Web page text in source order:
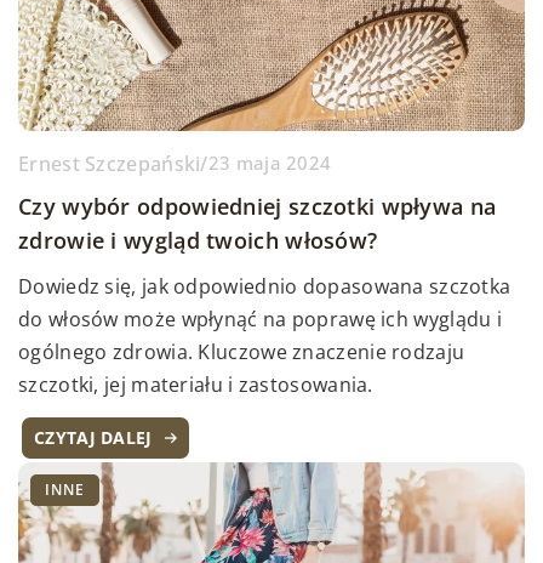
Ernest Szczepański/23 maja 2024
Czy wybór odpowiedniej szczotki wpływa na
zdrowie i wygląd twoich włosów?
Dowiedz się, jak odpowiednio dopasowana szczotka
do włosów może wpłynąć na poprawę ich wyglądu i
ogólnego zdrowia. Kluczowe znaczenie rodzaju
szczotki, jej materiału i zastosowania.
CZYTAJ DALEJ
INNE